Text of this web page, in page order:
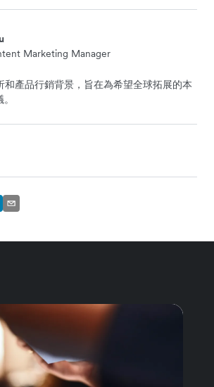
Marketing Manager
和產品行銷背景，旨在為希望全球拓展的本